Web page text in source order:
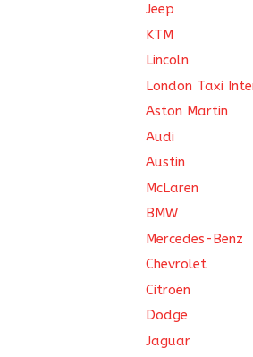
Jeep
KTM
Lincoln
London Taxi
Aston Martin
Audi
Austin
McLaren
BMW
Mercedes-Benz
Chevrolet
Citroën
Dodge
Jaguar